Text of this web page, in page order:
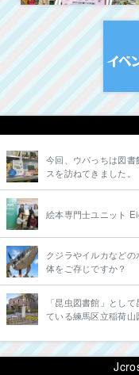
今回、ウパっちは図
スを訪ねてきました。
絵本専門士ユニット
クジラやイルカなど
体をご存じですか？
「昆虫図書館」とし
ている練馬区立稲荷山